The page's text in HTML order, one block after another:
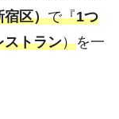
宿区）で『1つ
ストラン）を一